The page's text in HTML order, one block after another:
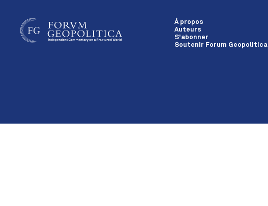
À propos
Auteurs
S'abonner
Soutenir Forum Geopolitica